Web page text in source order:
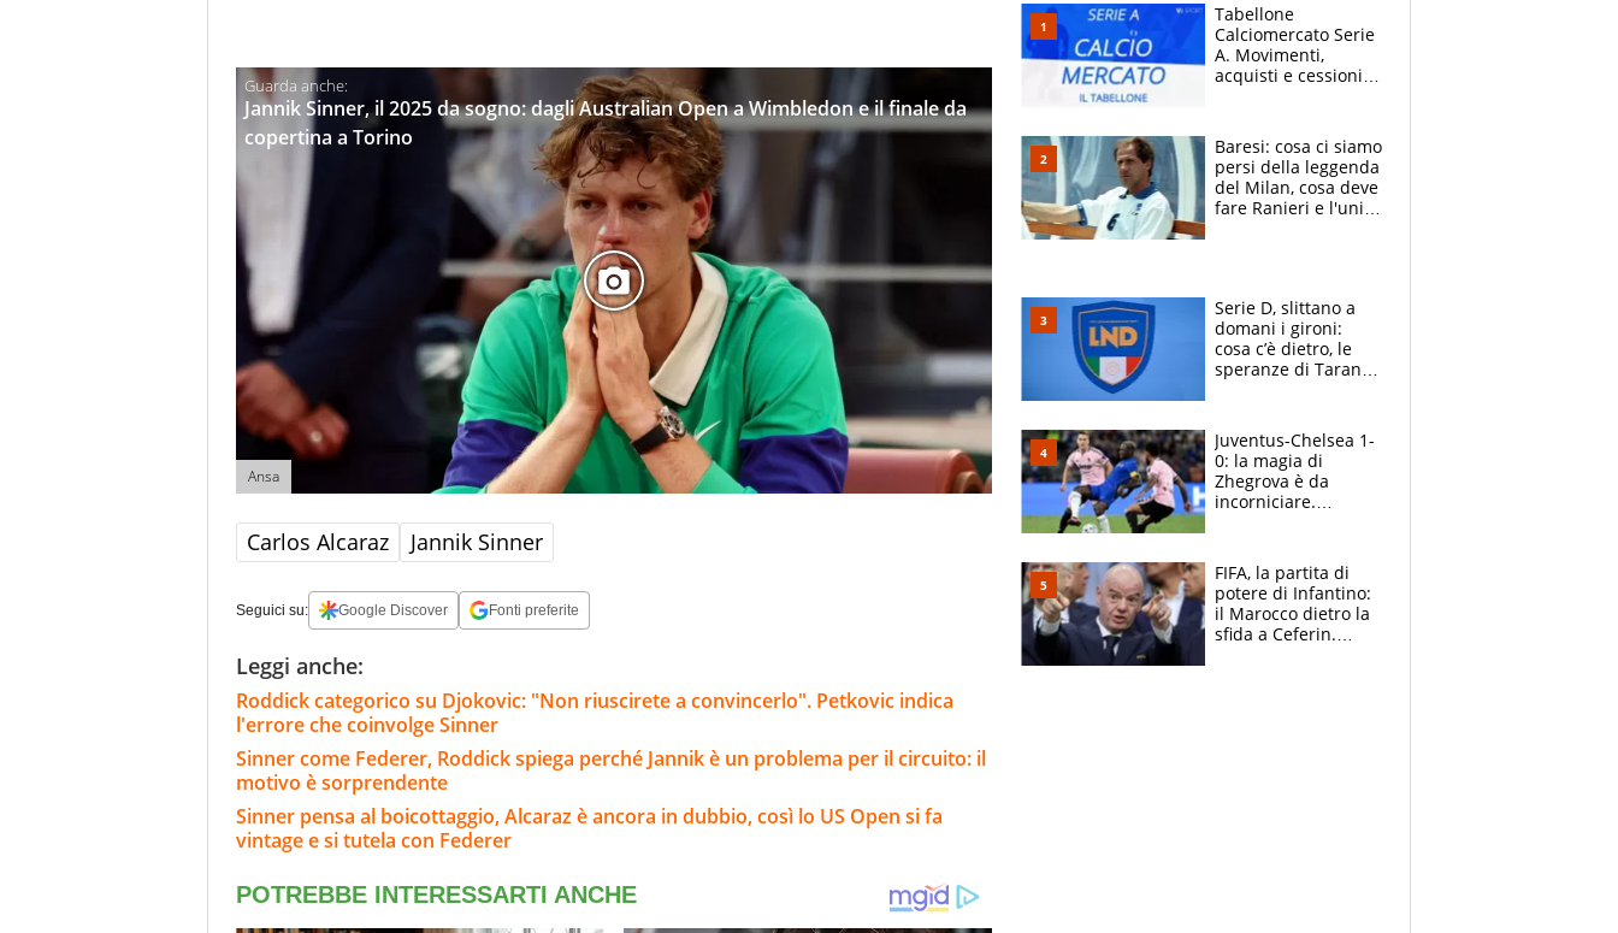
Jannik Sinner, il 2025 da sogno: dagli Australian Open a Wimbledon e il finale da
copertina a Torino
Ansa
Carlos Alcaraz Jannik Sinner
Seguici su: Google Discover Fonti preferite
Leggi anche:
Roddick categorico su Djokovic: "Non riuscirete a convincerlo". Petkovic indica
l'errore che coinvolge Sinner
Sinner come Federer, Roddick spiega perché Jannik è un problema per il circuito: il
motivo è sorprendente
Sinner pensa al boicottaggio, Alcaraz è ancora in dubbio, così lo US Open si fa
vintage e si tutela con Federer
Tabellone
Calciomercato Serie
A. Movimenti,
acquisti e cessioni:
Baresi: cosa ci siamo
persi della leggenda
del Milan, cosa deve
fare Ranieri e l'unico
Serie D, slittano a
domani i gironi:
cosa c’è dietro, le
speranze di Taranto
Juventus-Chelsea 1-
0: la magia di
Zhegrova è da
incorniciare.
ancora, la porta
inviolata
FIFA, la partita di
potere di Infantino:
il Marocco dietro la
sfida a Ceferin.